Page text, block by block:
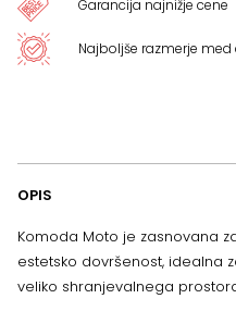
Garancija najnižje cene
Najboljše razmerje
OPIS
Komoda Moto je zasnovana
estetsko dovršenost, idealna
veliko shranjevalnega